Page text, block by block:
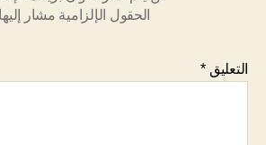
الحقول الإلزامية مشار
التعليق *